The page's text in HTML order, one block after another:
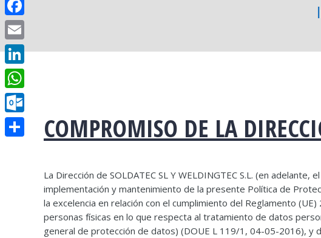
COMPROMISO DE LA
La Dirección de SOLDATEC SL Y WELDINGTEC S.L. (en
implementación y mantenimiento de la presente Política de
la excelencia en relación con el cumplimiento del Reglamento
personas físicas en lo que respecta al tratamiento de datos
general de protección de datos) (DOUE L 119/1, 04-05-2016), y
Facebook
Email
LinkedIn
WhatsApp
Outlook.com